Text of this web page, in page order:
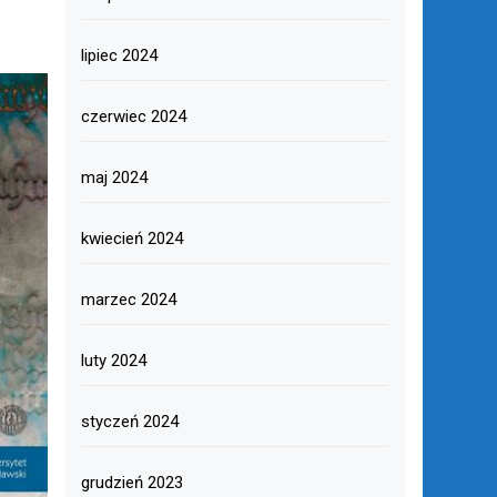
lipiec 2024
czerwiec 2024
maj 2024
kwiecień 2024
marzec 2024
luty 2024
styczeń 2024
grudzień 2023